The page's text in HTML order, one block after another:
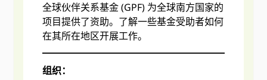
全球伙伴关系基金 (GPF) 为全球南方国家的
项目提供了资助。了解一些基金受助者如何
在其所在地区开展工作。
组织：